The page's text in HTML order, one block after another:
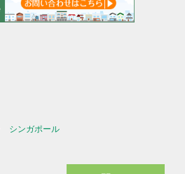
シンガポール